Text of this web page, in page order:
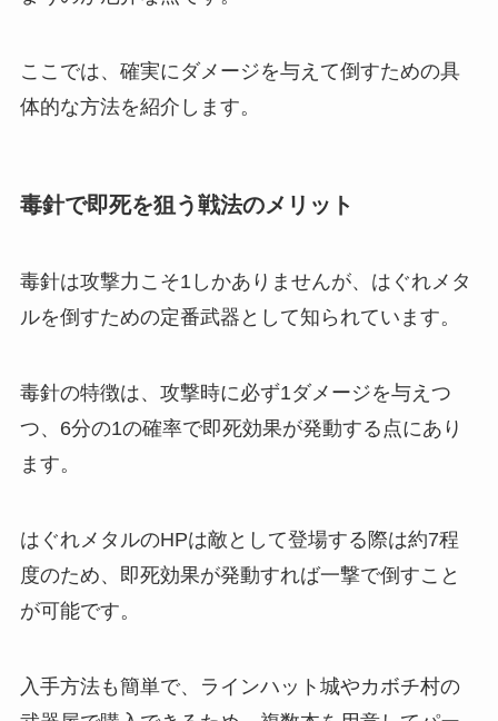
ここでは、確実にダメージを与えて倒すための具
体的な方法を紹介します。
毒針で即死を狙う戦法のメリット
毒針は攻撃力こそ1しかありませんが、はぐれメタ
ルを倒すための定番武器として知られています。
毒針の特徴は、攻撃時に必ず1ダメージを与えつ
つ、6分の1の確率で即死効果が発動する点にあり
ます。
はぐれメタルのHPは敵として登場する際は約7程
度のため、即死効果が発動すれば一撃で倒すこと
が可能です。
入手方法も簡単で、ラインハット城やカボチ村の